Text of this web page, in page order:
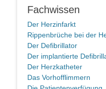
Fachwissen
Der Herzinfarkt
Rippenbrüche bei der
Der Defibrillator
Der implantierte
Der Herzkatheter
Das Vorhofflimmern